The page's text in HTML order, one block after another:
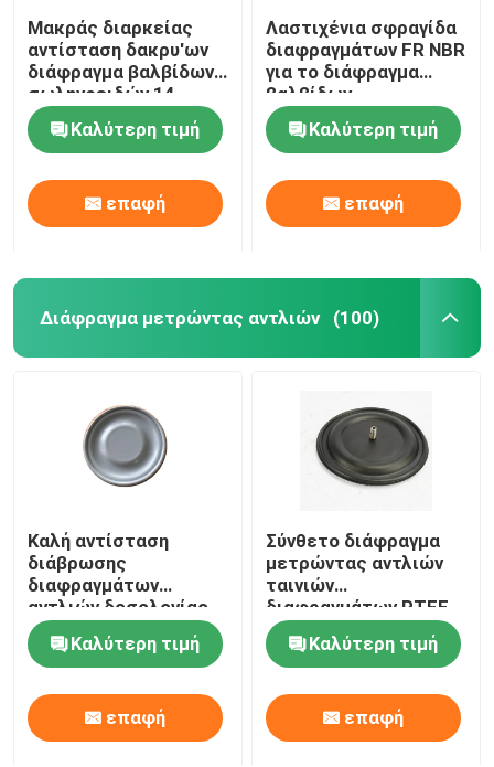
Μακράς διαρκείας
αντίσταση δακρυ'ων
διάφραγμα βαλβίδων
σωληνοειδών 14
ίντσας για την
αφαίρεση σκόνης
εγκαταστάσεων
παραγωγής ενέργειας
Καλύτερη τιμή
επαφή
Λαστιχένια σφραγίδα
διαφραγμάτων FR NBR
για το διάφραγμα
βαλβίδων
σωληνοειδών
εξοπλισμού
αφαίρεσης σκόνης
Καλύτερη τιμή
επαφή
Διάφραγμα μετρώντας αντλιών (100)
Καλή αντίσταση
διάβρωσης
διαφραγμάτων
αντλιών δοσολογίας
ελαστικότητας PTFE
EPDMΚαλύτερη τιμή
επαφή
Σύνθετο διάφραγμα
μετρώντας αντλιών
ταινιών
διαφραγμάτων PTFE
EPDM
Καλύτερη τιμή
επαφή